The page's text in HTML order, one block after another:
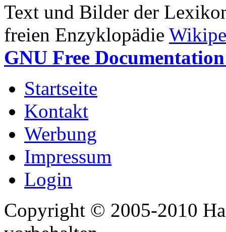
Text und Bilder der
freien Enzyklopädie
GNU Free
Startseite
Kontakt
Werbung
Impressum
Login
Copyright © 2005-2010